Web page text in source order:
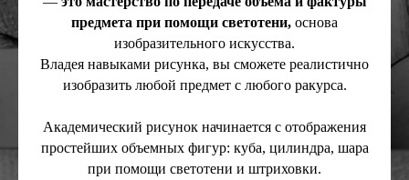
предмета при помощи светотени, основа
изобразительного искусства.
Владея навыками рисунка, вы сможете реалистично
изобразить любой предмет с любого ракурса.
Академический рисунок начинается с отображения
простейших объемных фигур: куба, цилиндра, шара
при помощи светотени и штриховки.